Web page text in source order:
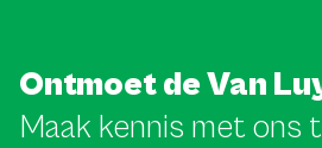
Ontmoet de Van
Maak kennis met ons